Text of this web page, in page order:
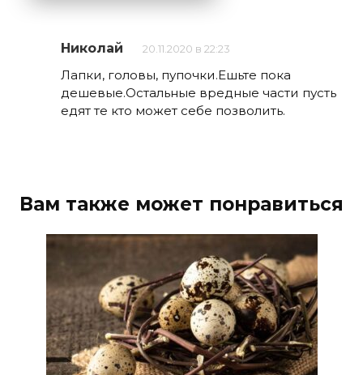
Николай 20.11.2020 в 22:23
Лапки, головы, пупочки.Ешьте пока
дешевые.Остальные вредные части пусть
едят те кто может себе позволить.
Вам также может понравиться